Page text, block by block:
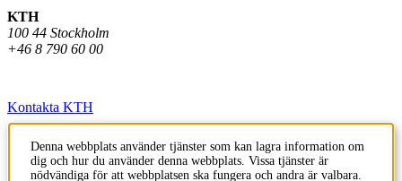
KTH
100 44 Stockholm
+46 8 790 60 00
Kontakta KTH
Jobba på KTH
Press och media
Denna webbplats använder tjänster som kan lagra information om
dig och hur du använder denna webbplats. Vissa tjänster är
nödvändiga för att webbplatsen ska fungera och andra är valbara.